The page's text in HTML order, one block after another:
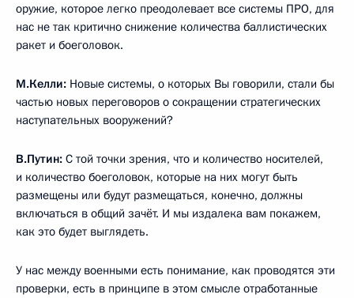
оружие, которое легко преодолевает все системы ПРО, для
нас не так критично снижение количества баллистических
ракет и боеголовок.
М.Келли: Новые системы, о которых Вы говорили, стали бы
частью новых переговоров о сокращении стратегических
наступательных вооружений?
В.Путин: С той точки зрения, что и количество носителей,
и количество боеголовок, которые на них могут быть
размещены или будут размещаться, конечно, должны
включаться в общий зачёт. И мы издалека вам покажем,
как это будет выглядеть.
У нас между военными есть понимание, как проводятся эти
проверки, есть в принципе в этом смысле отработанные